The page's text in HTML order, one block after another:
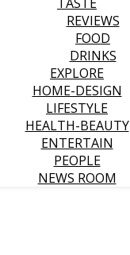
REVIEWS
FOOD
DRINKS
EXPLORE
HOME-DESIGN
LIFESTYLE
HEALTH-BEAUTY
ENTERTAIN
PEOPLE
NEWS ROOM